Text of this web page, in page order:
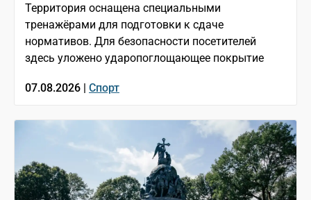
Территория оснащена специальными
тренажёрами для подготовки к сдаче
нормативов. Для безопасности посетителей
здесь уложено ударопоглощающее покрытие
07.08.2026 | Спорт